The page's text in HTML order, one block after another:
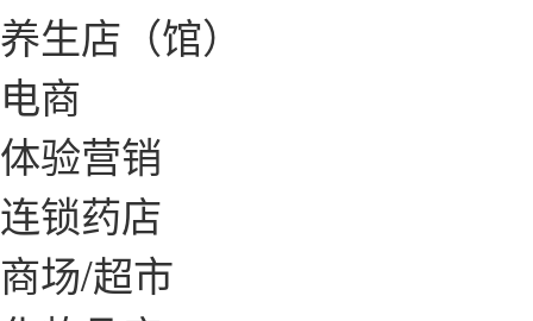
养生店（馆）
电商
体验营销
连锁药店
商场/超市